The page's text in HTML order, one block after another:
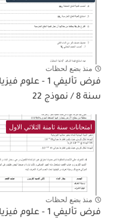
منذ بضع لحظات
فرض تأليفي 1 - علوم
سنة 8 / نموذج 22
امتحانات سنة ثامنة الثلاثي الاول
منذ بضع لحظات
فرض تأليفي 1 - علوم